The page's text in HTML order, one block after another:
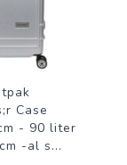
Case
- 90 liter
-al s...